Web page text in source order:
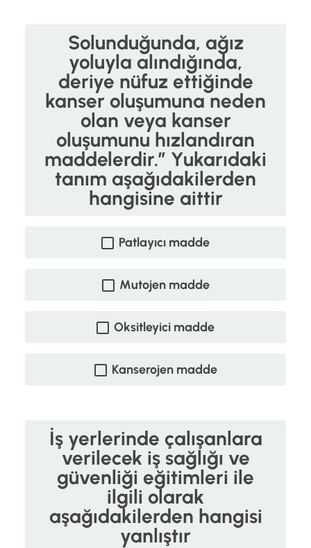
Solunduğunda, ağız
yoluyla alındığında,
deriye nüfuz ettiğinde
kanser oluşumuna neden
olan veya kanser
oluşumunu hızlandıran
maddelerdir.” Yukarıdaki
tanım aşağıdakilerden
hangisine aittir
Patlayıcı madde
Mutojen madde
Oksitleyici madde
Kanserojen madde
İş yerlerinde çalışanlara
verilecek iş sağlığı ve
güvenliği eğitimleri ile
ilgili olarak
aşağıdakilerden hangisi
yanlıştır